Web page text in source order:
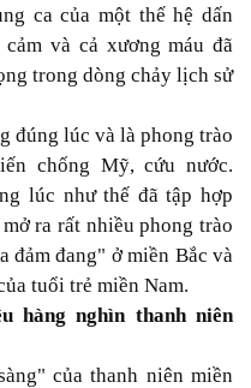
ca của một thế hệ dấn
và cả xương máu đã
trong dòng chảy lịch sử
đúng lúc và là phong trào
chống Mỹ, cứu nước.
lúc như thế đã tập hợp
ra rất nhiều phong trào
đảm đang" ở miền Bắc và
tuổi trẻ miền Nam.
hàng nghìn thanh niên
của thanh niên miền